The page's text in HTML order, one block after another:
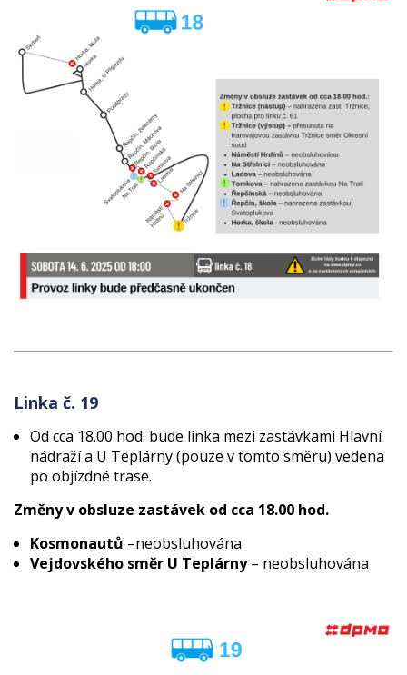
Linka č. 19
Od cca 18.00 hod. bude linka mezi zastávkami Hlavní
nádraží a U Teplárny (pouze v tomto směru) vedena
po objízdné trase.
Změny v obsluze zastávek od cca 18.00 hod.
Kosmonautů –neobsluhována
Vejdovského směr U Teplárny– neobsluhována